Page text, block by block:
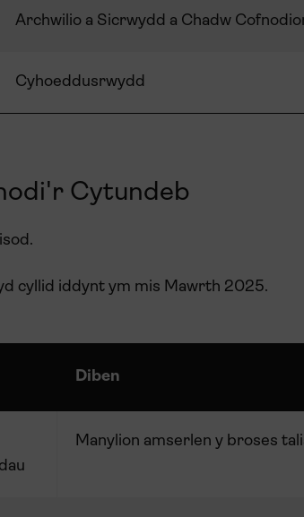
Archwilio a Sicrwydd a Chadw
Cyhoeddusrwydd
Cytundeb
cyllid iddynt ym mis Mawrth 2025.
Diben
Manylion amserlen y broses